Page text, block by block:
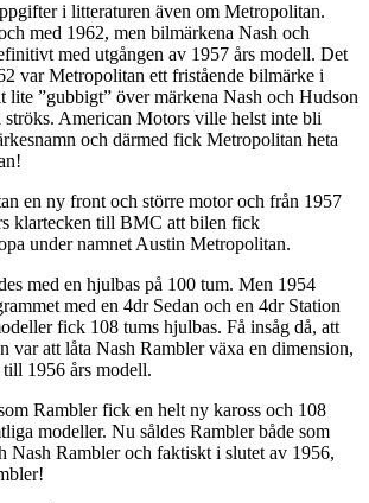
i litteraturen även om Metropolitan.
med 1962, men bilmärkena Nash och
med utgången av 1957 års modell. Det
var Metropolitan ett fristående bilmärke i
”gubbigt” över märkena Nash och Hudson
ströks. American Motors ville helst inte bli
och därmed fick Metropolitan heta
en ny front och större motor och från 1957
klartecken till BMC att bilen fick
under namnet Austin Metropolitan.
med en hjulbas på 100 tum. Men 1954
med en 4dr Sedan och en 4dr Station
fick 108 tums hjulbas. Få insåg då, att
var att låta Nash Rambler växa en dimension,
1956 års modell.
Rambler fick en helt ny kaross och 108
modeller. Nu såldes Rambler både som
Nash Rambler och faktiskt i slutet av 1956,